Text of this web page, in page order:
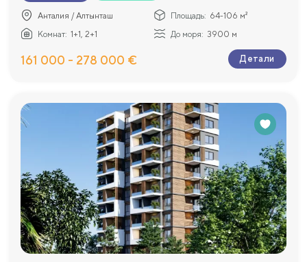
Анталия / Алтынташ Площадь: 64-106 м²
Комнат: 1+1, 2+1 До моря: 3900 м
161 000 - 278 000 € Детали